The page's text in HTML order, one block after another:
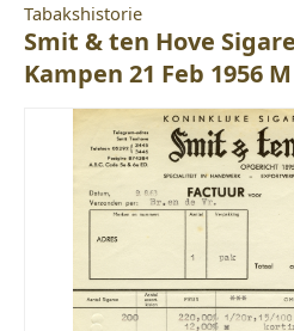
Tabakshistorie
Smit & ten Hove
Kampen 21 Feb 1956 M